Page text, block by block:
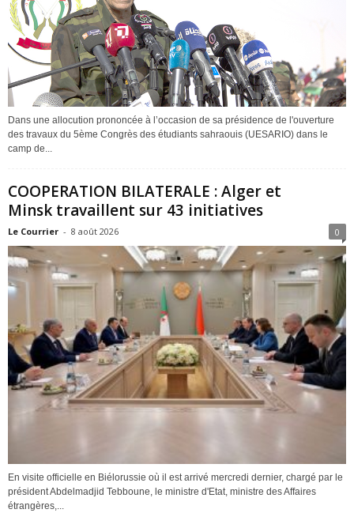
Dans une allocution prononcée à l’occasion de sa présidence de l'ouverture
des travaux du 5ème Congrès des étudiants sahraouis (UESARIO) dans le
camp de...
COOPERATION BILATERALE : Alger et
Minsk travaillent sur 43 initiatives
Le Courrier - 8 août 2026 0
En visite officielle en Biélorussie où il est arrivé mercredi dernier, chargé par le
président Abdelmadjid Tebboune, le ministre d'Etat, ministre des Affaires
étrangères,...